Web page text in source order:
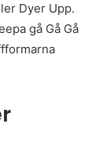
Dyer Upp.
gå Gå Gå